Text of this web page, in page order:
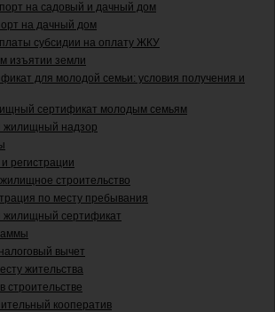
на садовый и дачный дом
на дачный дом
субсидии на оплату ЖКУ
изъятии земли
для молодой семьи: условия получения и
сертификат молодым семьям
жилищный надзор
регистрации
строительство
по месту пребывания
жилищный сертификат
вычет
жительства
строительстве
кооператив